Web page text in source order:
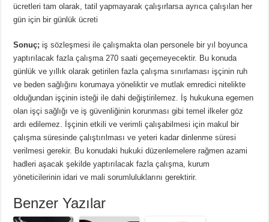
ücretleri tam olarak, tatil yapmayarak çalışırlarsa ayrıca çalışılan her
gün için bir günlük ücreti
Sonuç;iş sözleşmesi ile çalışmakta olan personele bir yıl boyunca
yaptırılacak fazla çalışma 270 saati geçemeyecektir. Bu konuda
günlük ve yıllık olarak getirilen fazla çalışma sınırlaması işçinin ruh
ve beden sağlığını korumaya yöneliktir ve mutlak emredici nitelikte
olduğundan işçinin isteği ile dahi değiştirilemez. İş hukukuna egemen
olan işçi sağlığı ve iş güvenliğinin korunması gibi temel ilkeler göz
ardı edilemez. İşçinin etkili ve verimli çalışabilmesi için makul bir
çalışma süresinde çalıştırılması ve yeteri kadar dinlenme süresi
verilmesi gerekir. Bu konudaki hukuki düzenlemelere rağmen azami
hadleri aşacak şekilde yaptırılacak fazla çalışma, kurum
yöneticilerinin idari ve mali sorumluluklarını gerektirir.
Benzer Yazılar